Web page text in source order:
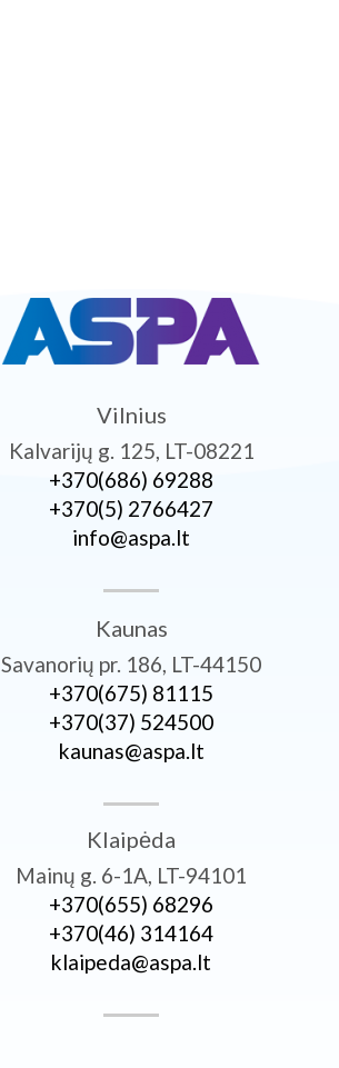
Vilnius
Kalvarijų g. 125, LT-08221
+370­(686) 69288
+370­(5) 2766427
info@aspa.lt
Kaunas
Savanorių pr. 186, LT-44150
+370­(675) 81115
+370­(37) 524500
kaunas@aspa.lt
Klaipėda
Mainų g. 6-1A, LT-94101
+370­(655) 68296
+370­(46) 314164
klaipeda@aspa.lt